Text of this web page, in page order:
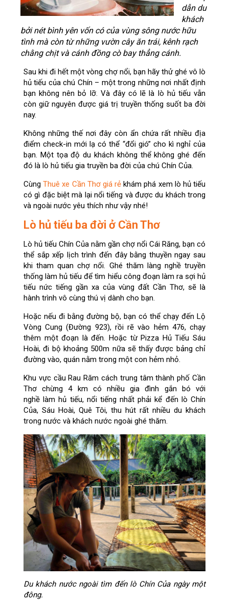
dẫn du
khách
bởi nét bình yên vốn có của vùng sông nước hữu
tình mà còn từ những vườn cây ăn trái, kênh rạch
chằng chịt và cánh đồng cò bay thẳng cánh.
Sau khi đi hết một vòng chợ nổi, bạn hãy thử ghé vô lò
hủ tiếu của chú Chín – một trong những nơi nhất định
bạn không nên bỏ lỡ. Và đây có lẽ là lò hủ tiếu vẫn
còn giữ nguyên được giá trị truyền thống suốt ba đời
nay.
Không những thế nơi đây còn ẩn chứa rất nhiều địa
điểm check-in mới lạ có thể “đổi gió” cho kì nghỉ của
bạn. Một tọa độ du khách không thể không ghé đến
đó là lò hủ tiếu gia truyền ba đời của chú Chín Của.
CùngThuê xe Cần Thơ giá rẻ khám phá xem lò hủ tiếu
có gì đặc biệt mà lại nổi tiếng và được du khách trong
và ngoài nước yêu thích như vậy nhé!
Lò hủ tiếu ba đời ở Cần Thơ
Lò hủ tiếu Chín Của nằm gần chợ nổi Cái Răng, bạn có
thể sắp xếp lịch trình đến đây bằng thuyền ngay sau
khi tham quan chợ nổi. Ghé thăm làng nghề truyền
thống làm hủ tiếu để tìm hiểu công đoạn làm ra sợi hủ
tiếu nức tiếng gần xa của vùng đất Cần Thơ, sẽ là
hành trình vô cùng thú vị dành cho bạn.
Hoặc nếu đi bằng đường bộ, bạn có thể chạy đến Lộ
Vòng Cung (Đường 923), rồi rẽ vào hẻm 476, chạy
thêm một đoạn là đến. Hoặc từ Pizza Hủ Tiếu Sáu
Hoài, đi bộ khoảng 500m nữa sẽ thấy được bảng chỉ
đường vào, quán nằm trong một con hẻm nhỏ.
Khu vực cầu Rau Răm cách trung tâm thành phố Cần
Thơ chừng 4 km có nhiều gia đình gắn bó với
nghề làm hủ tiếu, nổi tiếng nhất phải kể đến lò Chín
Của, Sáu Hoài, Quê Tôi, thu hút rất nhiều du khách
trong nước và khách nước ngoài ghé thăm.
Du khách nước ngoài tìm đến lò Chín Của ngày một
đông.